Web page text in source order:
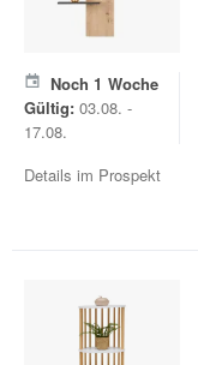
Noch 1 Woche
Gültig: 03.08. -
17.08.
Details im Prospekt